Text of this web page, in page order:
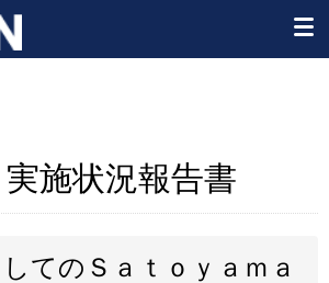
施状況報告書
てのＳａｔｏｙａｍａ